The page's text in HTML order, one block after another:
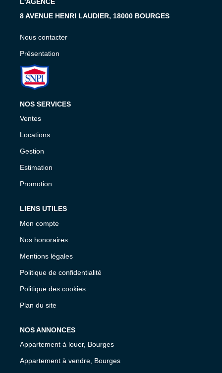
CONTACT
8 AVENUE HENRI LAUDIER, 18000 BOURGES
Nous contacter
Présentation
NOS SERVICES
Ventes
Locations
Gestion
Estimation
Promotion
LIENS UTILES
Mon compte
Nos honoraires
Mentions légales
Politique de confidentialité
Politique des cookies
Plan du site
NOS ANNONCES
Appartement à louer, Bourges
Appartement à vendre, Bourges